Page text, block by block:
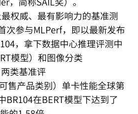
权威、最有影响力的基准测
次参与MLPerf，即以最新发布
，拿下数据中心推理评测中
模型）和图像分类
两类基准评
产品类别）单卡性能全球第
BR104在BERT模型下达到了